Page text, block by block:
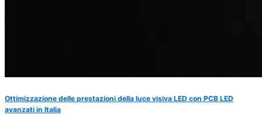
Ottimizzazione delle prestazioni della luce visiva LED con PCB LED
avanzati in Italia